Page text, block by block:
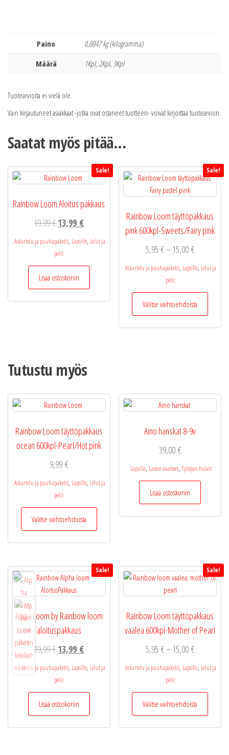
Paino
0,0047 kg (kilogramma)
Määrä
1Kpl, 2Kpl, 3Kpl
Tuotearvioita ei vielä ole.
Vain kirjautuneet asiakkaat -jotka ovat ostaneet tuotteen- voivat kirjoittaa tuotearvion.
Saatat myös pitää...
Sale!
Rainbow Loom Aloitus pakkaus
19,99€Alkuperäinen
hinta
oli:
19,99 €.
13,99 €Nykyinen
hinta
13,99 €.
Askartelu ja puuhapaketit, Lapsille, Lelut ja
pelit
Lisää ostoskoriin
Sale!
Rainbow Loom täyttöpakkaus
pink 600kpl-Sweets/Fairy pink
5,95 €– 15,00 €Hintaluokka:
5,95 €
15,00 €
Askartelu ja puuhapaketit, Lapsille, Lelut ja
pelit
Valitse vaihtoehdoista
Tällä
Tutustu myös
Rainbow Loom täyttöpakkaus
ocean 600kpl-Pearl/Hot pink
9,99 €
Askartelu ja puuhapaketit, Lapsille, Lelut ja
pelit
Valitse vaihtoehdoista
Tällä
Voit
valinnat
sivulla.
Aino hanskat 8-9v
39,00 €
Lapsille, Lasten vaatteet, Tyttöjen huivit
Lisää ostoskoriin
Sale!
Alpha Loom by Rainbow loom
aloituspakkaus
19,99€Alkuperäinen
hinta
oli:
19,99 €.
13,99 €Nykyinen
hinta
13,99 €.
Askartelu ja puuhapaketit, Lapsille, Lelut ja
pelit
Lisää ostoskoriin
Sale!
Rainbow Loom täyttöpakkaus
vaalea 600kpl-Mother of Pearl
5,95 €– 15,00 €Hintaluokka:
5,95 €
15,00 €
Askartelu ja puuhapaketit, Lapsille, Lelut ja
pelit
Valitse vaihtoehdoista
Tällä